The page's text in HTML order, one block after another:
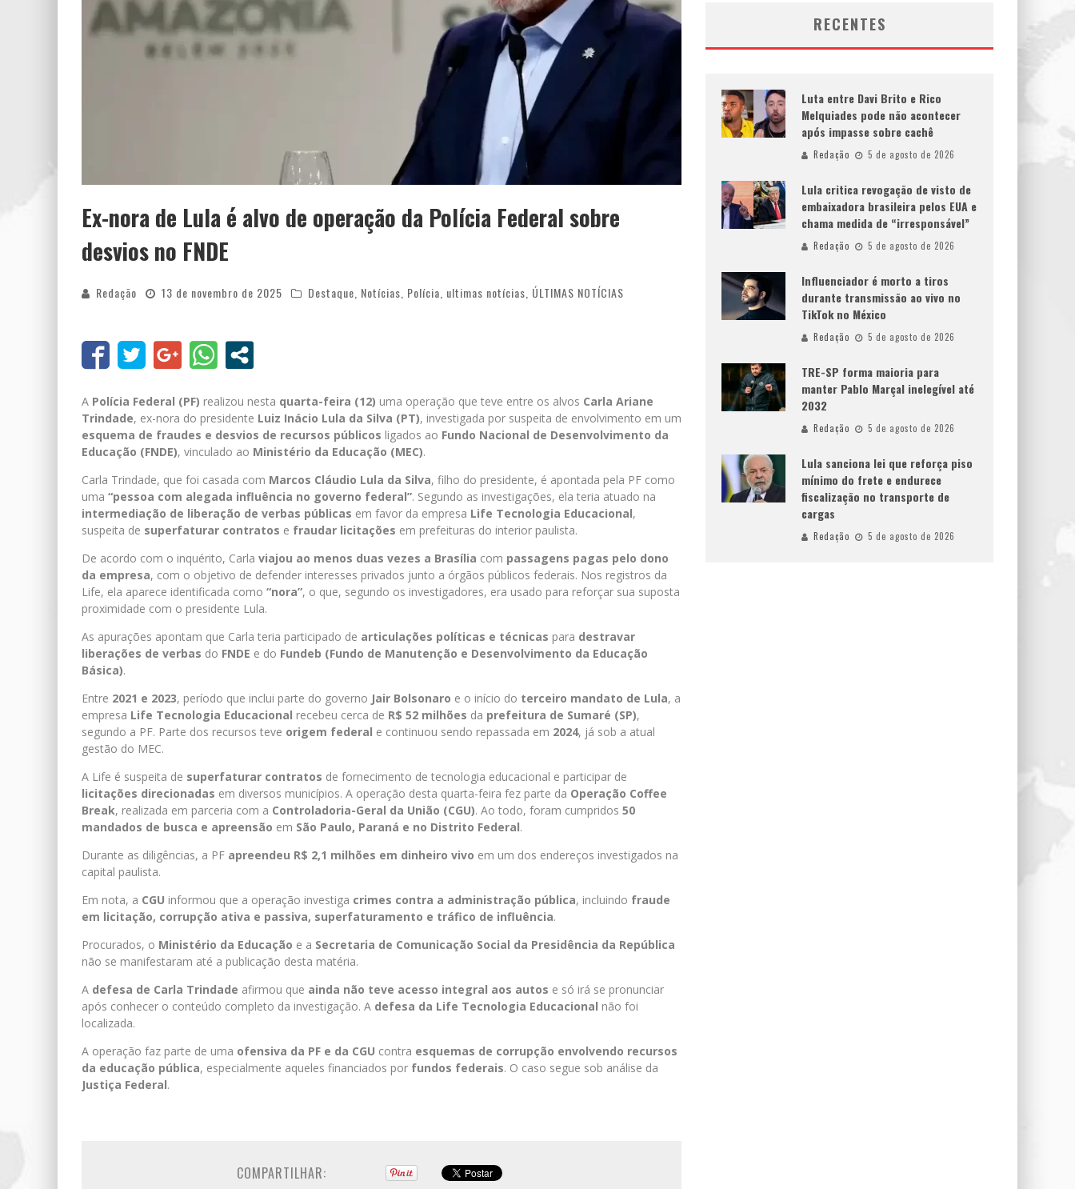
Ex-nora de Lula é alvo de operação da Polícia Federal sobre
desvios no FNDE
Redação 13 de novembro de 2025 Destaque Notícias Polícia ultimas notícias ÚLTIMAS NOTÍCIAS
A Polícia Federal (PF) realizou nesta quarta-feira (12) uma operação que teve entre os alvos Carla Ariane
Trindade, ex-nora do presidente Luiz Inácio Lula da Silva (PT), investigada por suspeita de envolvimento em um
esquema de fraudes e desvios de recursos públicos ligados ao Fundo Nacional de Desenvolvimento da
Educação (FNDE), vinculado ao Ministério da Educação (MEC).
Carla Trindade, que foi casada com Marcos Cláudio Lula da Silva, filho do presidente, é apontada pela PF como
uma “pessoa com alegada influência no governo federal”. Segundo as investigações, ela teria atuado na
intermediação de liberação de verbas públicas em favor da empresa Life Tecnologia Educacional,
suspeita de superfaturar contratos e fraudar licitações em prefeituras do interior paulista.
De acordo com o inquérito, Carla viajou ao menos duas vezes a Brasília com passagens pagas pelo dono
da empresa, com o objetivo de defender interesses privados junto a órgãos públicos federais. Nos registros da
Life, ela aparece identificada como “nora”, o que, segundo os investigadores, era usado para reforçar sua suposta
proximidade com o presidente Lula.
As apurações apontam que Carla teria participado de articulações políticas e técnicas para destravar
liberações de verbas do FNDE e do Fundeb (Fundo de Manutenção e Desenvolvimento da Educação
Básica).
Entre 2021 e 2023, período que inclui parte do governo Jair Bolsonaro e o início do terceiro mandato de Lula, a
empresa Life Tecnologia Educacional recebeu cerca de R$ 52 milhões da prefeitura de Sumaré (SP),
segundo a PF. Parte dos recursos teve origem federal e continuou sendo repassada em 2024, já sob a atual
gestão do MEC.
A Life é suspeita de superfaturar contratos de fornecimento de tecnologia educacional e participar de
licitações direcionadas em diversos municípios. A operação desta quarta-feira fez parte da Operação Coffee
Break, realizada em parceria com a Controladoria-Geral da União (CGU). Ao todo, foram cumpridos 50
mandados de busca e apreensão em São Paulo, Paraná e no Distrito Federal.
Durante as diligências, a PF apreendeu R$ 2,1 milhões em dinheiro vivo em um dos endereços investigados na
capital paulista.
Em nota, a CGU informou que a operação investiga crimes contra a administração pública, incluindo fraude
em licitação, corrupção ativa e passiva, superfaturamento e tráfico de influência.
Procurados, o Ministério da Educação e a Secretaria de Comunicação Social da Presidência da República
não se manifestaram até a publicação desta matéria.
A defesa de Carla Trindade afirmou que ainda não teve acesso integral aos autos e só irá se pronunciar
após conhecer o conteúdo completo da investigação. A defesa da Life Tecnologia Educacional não foi
localizada.
A operação faz parte de uma ofensiva da PF e da CGU contra esquemas de corrupção envolvendo recursos
da educação pública, especialmente aqueles financiados por fundos federais. O caso segue sob análise da
Justiça Federal.
COMPARTILHAR:
RECENTES
Luta entre Davi Brito e Rico
Melquiades pode não acontecer
após impasse sobre cachê
Redação 5 de agosto de 2026
Lula critica revogação de visto de
embaixadora brasileira pelos EUA e
chama medida de “irresponsável”
Redação 5 de agosto de 2026
Influenciador é morto a tiros
durante transmissão ao vivo no
TikTok no México
Redação 5 de agosto de 2026
TRE-SP forma maioria para
manter Pablo Marçal inelegível até
2032
Redação 5 de agosto de 2026
Lula sanciona lei que reforça piso
mínimo do frete e endurece
fiscalização no transporte de
cargas
Redação 5 de agosto de 2026